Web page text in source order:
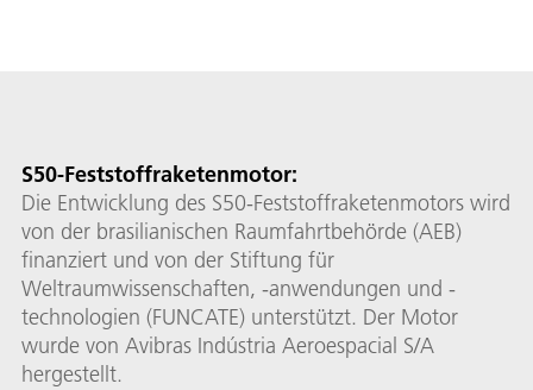
S50-Feststoffraketenmotor:
Die Entwicklung des S50-Feststoffraketenmotors wird
von der brasilianischen Raumfahrtbehörde (AEB)
finanziert und von der Stiftung für
Weltraumwissenschaften, -anwendungen und -
technologien (FUNCATE) unterstützt. Der Motor
wurde von Avibras Indústria Aeroespacial S/A
hergestellt.